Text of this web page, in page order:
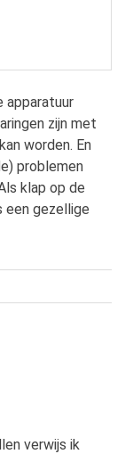
apparatuur
zijn met
worden. En
problemen
klap op de
een gezellige
verwijs ik